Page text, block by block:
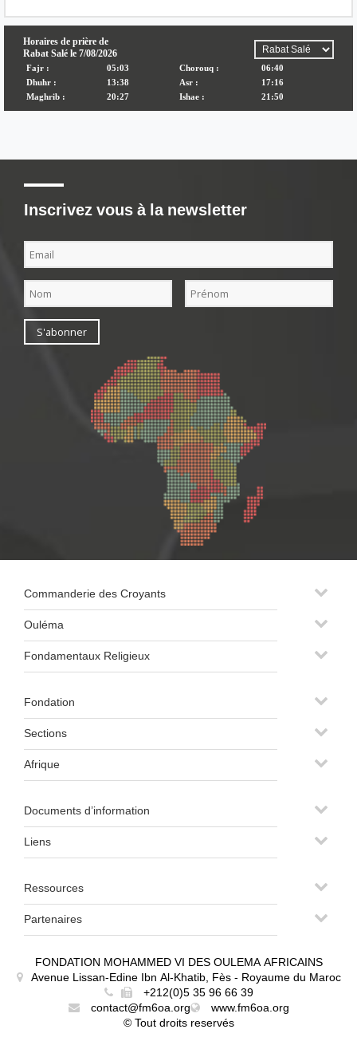
Inscrivez vous à la newsletter
Commanderie des Croyants
Ouléma
Fondamentaux Religieux
Fondation
Sections
Afrique
Documents d’information
Liens
Ressources
Partenaires
FONDATION MOHAMMED VI DES OULEMA AFRICAINS
Avenue Lissan-Edine Ibn Al-Khatib, Fès - Royaume du Maroc
+212(0)5 35 96 66 39
contact@fm6oa.org
www.fm6oa.org
© Tout droits reservés